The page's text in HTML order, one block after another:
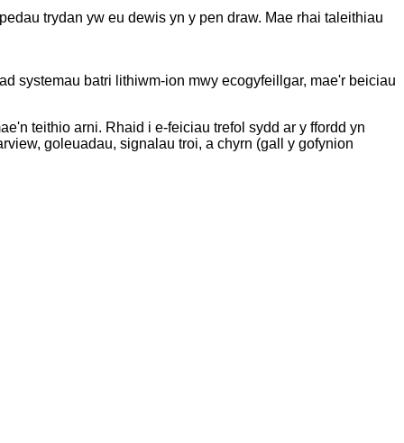
trydan yw eu dewis yn y pen draw. Mae rhai taleithiau
systemau batri lithiwm-ion mwy ecogyfeillgar, mae'r beiciau
teithio arni. Rhaid i e-feiciau trefol sydd ar y ffordd yn
goleuadau, signalau troi, a chyrn (gall y gofynion